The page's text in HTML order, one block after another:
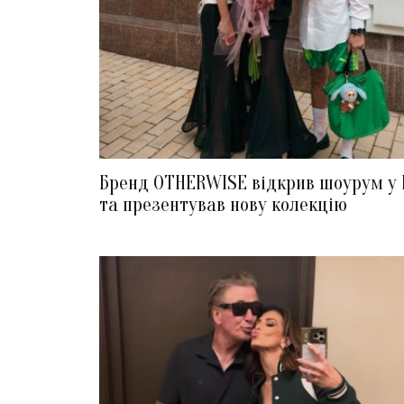
Бренд OTHERWISE відкрив шоурум у
та презентував нову колекцію